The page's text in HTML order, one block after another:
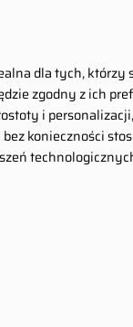
dla tych, którzy
zgodny z ich
i
konieczności